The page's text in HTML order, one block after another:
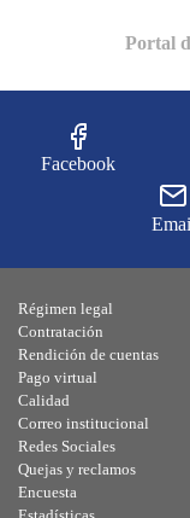
Portal
Facebook
Régimen legal
Contratación
Rendición de cuentas
Pago virtual
Calidad
Correo institucional
Redes Sociales
Quejas y reclamos
Encuesta